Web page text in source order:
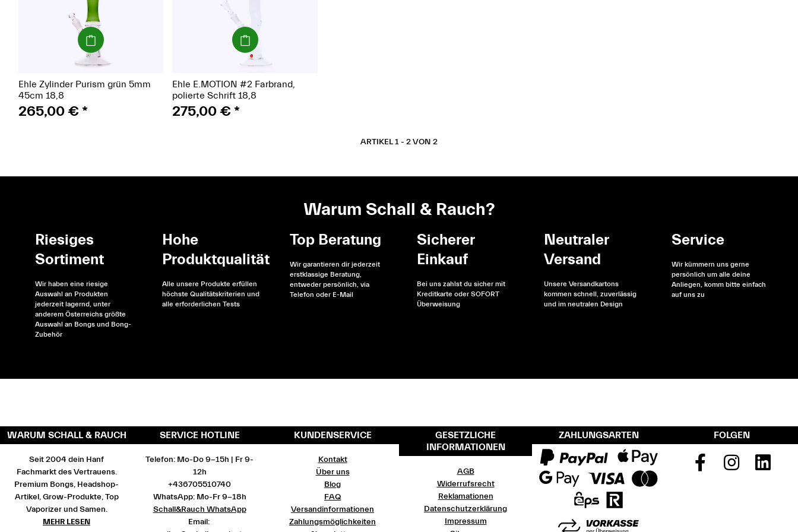
(Paket)
Ehle Zylinder Purism grün 5mm
45cm 18,8
265,00 €*
(Paket)
Ehle E.MOTION #2 Farbrand,
polierte Schrift 18,8
275,00 €*
ARTIKEL 1 - 2 VON 2
Warum Schall & Rauch?
Riesiges
Sortiment
Wir haben eine riesige
Auswahl an Produkten
jederzeit lagernd, unter
anderem Österreichs größte
Auswahl an Bongs und Bong-
Zubehör
Hohe
Produktqualität
Alle unsere Produkte erfüllen
höchste Qualitätskriterien und
alle erforderlichen Tests
Top Beratung
Wir garantieren dir jederzeit
erstklassige Beratung,
entweder persönlich, via
Telefon oder E-Mail
Sicherer
Einkauf
Bei uns zahlst du sicher mit
Kreditkarte oder SOFORT
Überweisung
Neutraler
Versand
Unsere Versandkartons
kommen schnell, zuverlässig
und im neutralen Design
Service
Wir kümmern uns gerne
persönlich um alle deine
Anliegen, komm bitte einfach
auf uns zu
WARUM SCHALL & RAUCH
Seit 2004 dein Hanf
Fachmarkt des Vertrauens.
Premium Bongs, Headshop-
Artikel, Grow-Produkte, Top
Vaporizer und Samen.
MEHR LESEN
SERVICE HOTLINE
Telefon: Mo-Do 9-15h | Fr 9-
12h
+436705510740
WhatsApp: Mo-Fr 9-18h
Schall&Rauch WhatsApp
Email:
KUNDENSERVICE
Kontakt
Über uns
Blog
FAQ
Versandinformationen
Zahlungsmöglichkeiten
GESETZLICHE
INFORMATIONEN
AGB
Widerrufsrecht
Reklamationen
Datenschutzerklärung
Impressum
ZAHLUNGSARTEN FOLGEN